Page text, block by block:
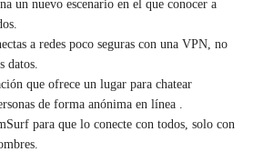
un nuevo escenario en el que conocer a
a redes poco seguras con una VPN, no
datos.
que ofrece un lugar para chatear
de forma anónima en línea .
para que lo conecte con todos, solo con